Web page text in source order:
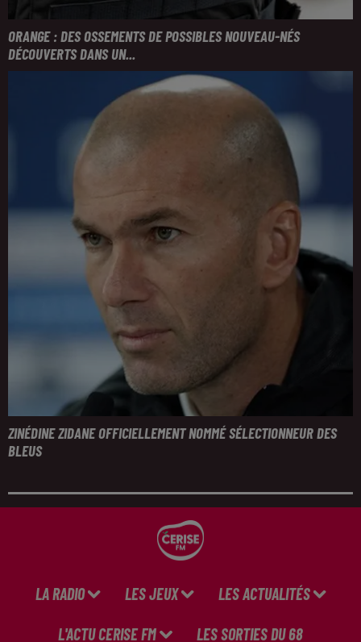
ORANGE : DES OSSEMENTS DE POSSIBLES NOUVEAU-NÉS
DÉCOUVERTS DANS UN...
ZINÉDINE ZIDANE OFFICIELLEMENT NOMMÉ SÉLECTIONNEUR DES
BLEUS
LA RADIO LES JEUX LES ACTUALITÉS
L'ACTU CERISE FM LES SORTIES DU 68